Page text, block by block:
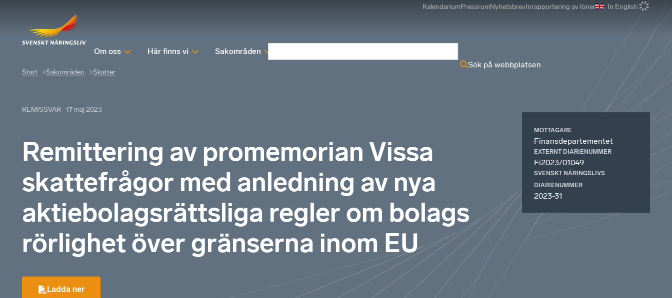
KalendariumPressrumNyhetsbrevInrapportering av löner In English
Om oss Här finns vi Sakområden
Sök på webbplatsen
Start Sakområden Skatter
REMISSVAR 17 maj 2023
Remittering av promemorian Vissa
skattefrågor med anledning av nya
aktiebolagsrättsliga regler om bolags
rörlighet över gränserna inom EU
Ladda ner
MOTTAGARE
Finansdepartementet
EXTERNT DIARIENUMMER
Fi2023/01049
SVENSKT NÄRINGSLIVS
DIARIENUMMER
2023-31